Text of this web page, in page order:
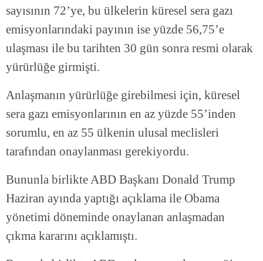
sayısının 72’ye, bu ülkelerin küresel sera gazı
emisyonlarındaki payının ise yüzde 56,75’e
ulaşması ile bu tarihten 30 gün sonra resmi olarak
yürürlüğe girmişti.
Anlaşmanın yürürlüğe girebilmesi için, küresel
sera gazı emisyonlarının en az yüzde 55’inden
sorumlu, en az 55 ülkenin ulusal meclisleri
tarafından onaylanması gerekiyordu.
Bununla birlikte ABD Başkanı Donald Trump
Haziran ayında yaptığı açıklama ile Obama
yönetimi döneminde onaylanan anlaşmadan
çıkma kararını açıklamıştı.